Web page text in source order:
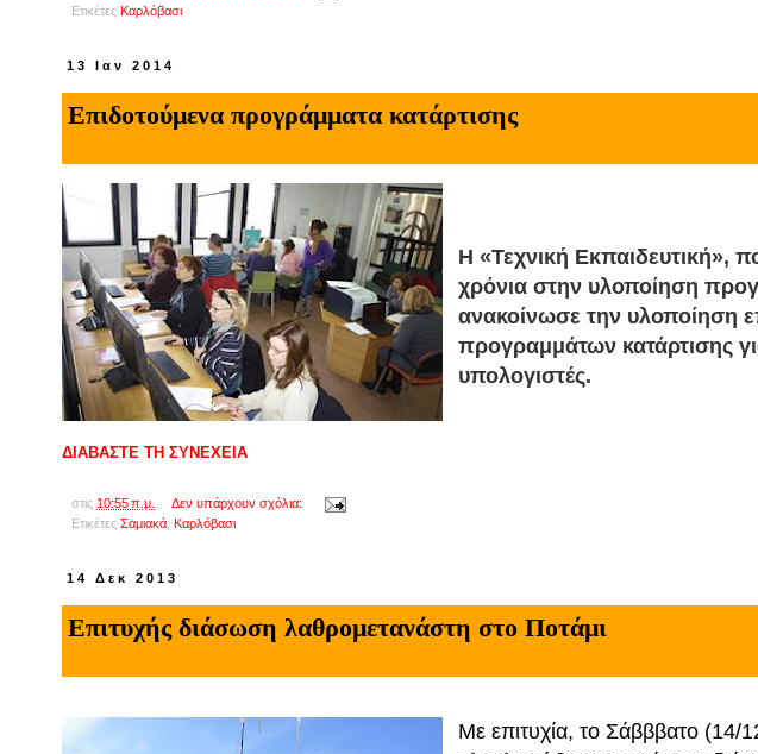
Ετικέτες Kαρλόβασι
13 Ιαν 2014
Επιδοτούμενα προγράμματα κατάρτισης
Η «Τεχνική Εκπαιδευτική»,
χρόνια στην υλοποίηση
ανακοίνωσε την υλοποίηση
προγραμμάτων κατάρτισης
υπολογιστές.
ΔΙΑΒΑΣΤΕ ΤΗ ΣΥΝΕΧΕΙΑ
στις 10:55 π.μ.
Δεν υπάρχουν σχόλια:
Ετικέτες Σαμιακά Kαρλόβασι
14 Δεκ 2013
Επιτυχής διάσωση λαθρομετανάστη στο Ποτάμι
Με επιτυχία, το Σάβββατο (14/